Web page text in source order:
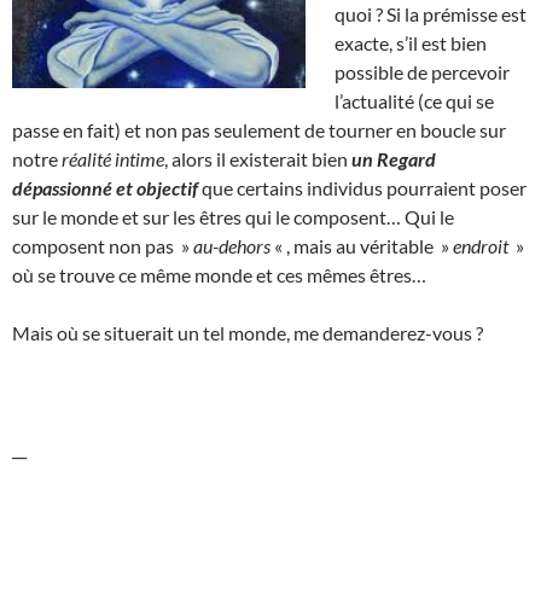
quoi ? Si la prémisse est
exacte, s’il est bien
possible de percevoir
l’actualité (ce qui se
passe en fait) et non pas seulement de tourner en boucle sur
notreréalité intime , alors il existerait bien un Regard
dépassionné et objectifque certains individus pourraient poser
sur le monde et sur les êtres qui le composent… Qui le
composent non pas »au-dehors « , mais au véritable »endroit »
où se trouve ce même monde et ces mêmes êtres…
Mais où se situerait un tel monde, me demanderez-vous ?